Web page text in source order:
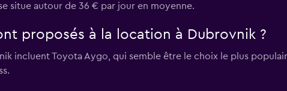
situe autour de 36 € par jour en moyenne.
proposés à la location à Dubrovnik ?
incluent Toyota Aygo, qui semble être le choix le plus